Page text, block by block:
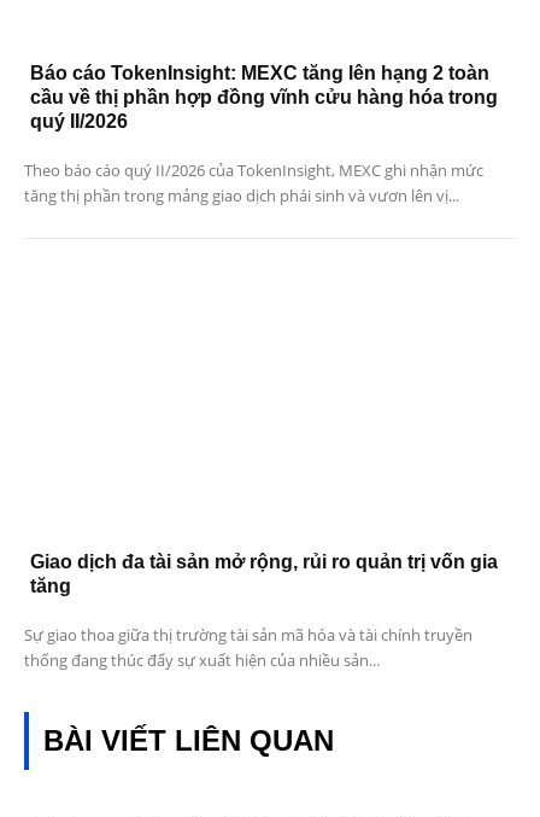
Báo cáo TokenInsight: MEXC tăng lên hạng 2 toàn
cầu về thị phần hợp đồng vĩnh cửu hàng hóa trong
quý II/2026
Theo báo cáo quý II/2026 của TokenInsight, MEXC ghi nhận mức
tăng thị phần trong mảng giao dịch phái sinh và vươn lên vị...
Giao dịch đa tài sản mở rộng, rủi ro quản trị vốn gia
tăng
Sự giao thoa giữa thị trường tài sản mã hóa và tài chính truyền
thống đang thúc đẩy sự xuất hiện của nhiều sản...
BÀI VIẾT LIÊN QUAN